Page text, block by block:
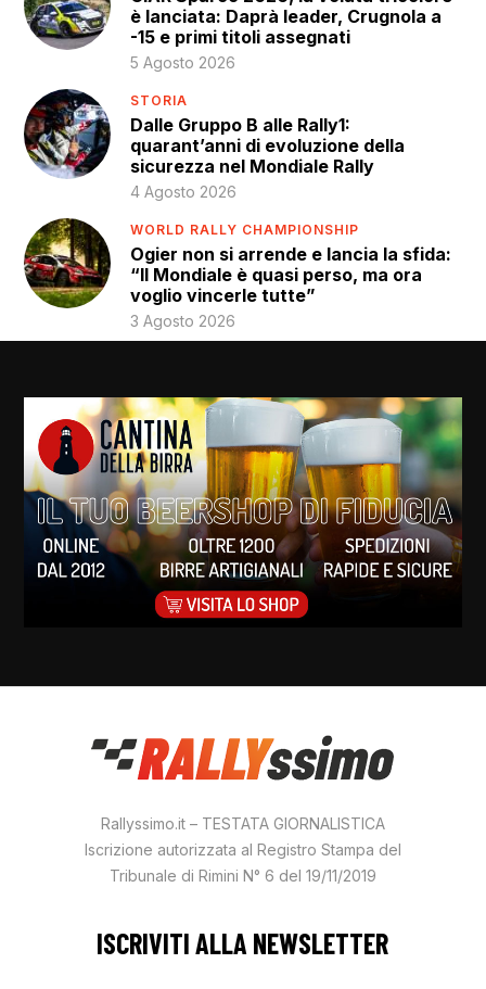
è lanciata: Daprà leader, Crugnola a
-15 e primi titoli assegnati
5 Agosto 2026
STORIA
Dalle Gruppo B alle Rally1:
quarant’anni di evoluzione della
sicurezza nel Mondiale Rally
4 Agosto 2026
WORLD RALLY CHAMPIONSHIP
Ogier non si arrende e lancia la sfida:
“Il Mondiale è quasi perso, ma ora
voglio vincerle tutte”
3 Agosto 2026
Rallyssimo.it – TESTATA GIORNALISTICA
Iscrizione autorizzata al Registro Stampa del
Tribunale di Rimini N° 6 del 19/11/2019
ISCRIVITI ALLA NEWSLETTER